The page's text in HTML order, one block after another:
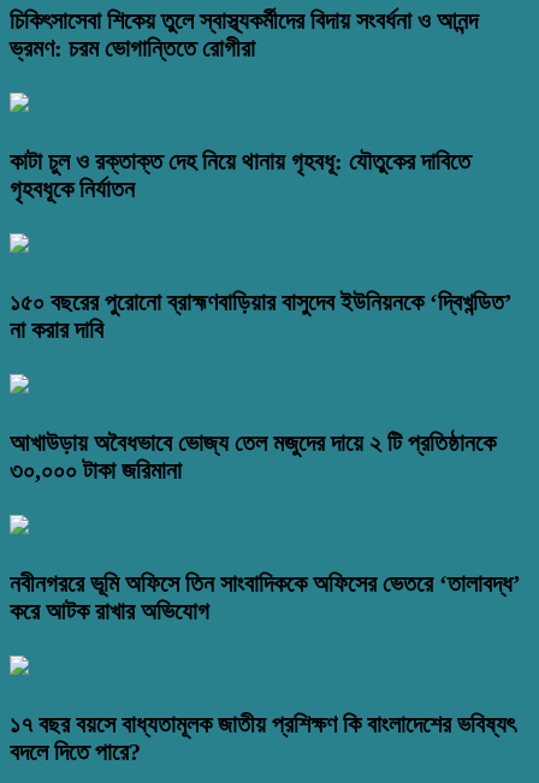
চিকিৎসাসেবা শিকেয় তুলে স্বাস্থ্যকর্মীদের বিদায় সংবর্ধনা ও আনন্দ
ভ্রমণ: চরম ভোগান্তিতে রোগীরা
কাটা চুল ও রক্তাক্ত দেহ নিয়ে থানায় গৃহবধূ: যৌতুকের দাবিতে
গৃহবধূকে নির্যাতন
১৫০ বছরের পুরোনো ব্রাহ্মণবাড়িয়ার বাসুদেব ইউনিয়নকে ‘দ্বিখন্ডিত’
না করার দাবি
আখাউড়ায় অবৈধভাবে ভোজ্য তেল মজুদের দায়ে ২ টি প্রতিষ্ঠানকে
৩০,০০০ টাকা জরিমানা
নবীনগররে ভূমি অফিসে তিন সাংবাদিককে অফিসের ভেতরে ‘তালাবদ্ধ’
করে আটক রাখার অভিযোগ
১৭ বছর বয়সে বাধ্যতামূলক জাতীয় প্রশিক্ষণ কি বাংলাদেশের ভবিষ্যৎ
বদলে দিতে পারে?